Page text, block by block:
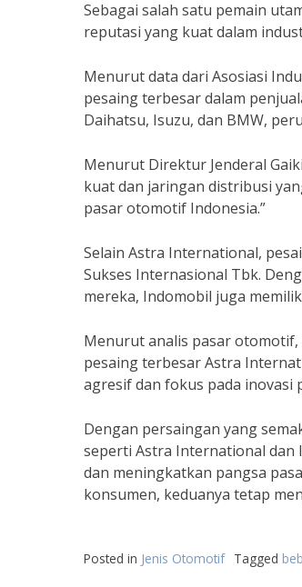
Sebagai salah satu pemain
reputasi yang kuat dalam
Menurut data dari Asosiasi
pesaing terbesar dalam
Daihatsu, Isuzu, dan BMW,
Menurut Direktur Jenderal
kuat dan jaringan distribusi
pasar otomotif Indonesia.”
Selain Astra International,
Sukses Internasional Tbk.
mereka, Indomobil juga
Menurut analis pasar otomotif,
pesaing terbesar Astra
agresif dan fokus pada inovasi
Dengan persaingan yang
seperti Astra International dan
dan meningkatkan pangsa
konsumen, keduanya tetap
Posted in Jenis Otomotif Tagged